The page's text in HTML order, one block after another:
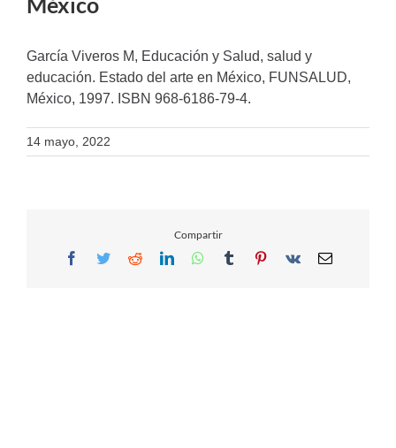
García Viveros M, Educación y Salud, salud y
educación. Estado del arte en México, FUNSALUD,
México, 1997. ISBN 968-6186-79-4.
14 mayo, 2022
Compartir
Facebook
TwitterRedditLinkedInWhatsApp
TumblrPinterest
Vk Email